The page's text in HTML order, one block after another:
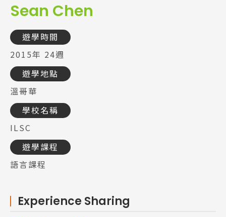
Sean Chen
遊學時間
2015年 24週
遊學地點
溫哥華
學校名稱
ILSC
遊學課程
語言課程
Experience Sharing